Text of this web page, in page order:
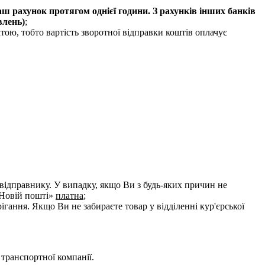
протягом однієї години. З рахунків інших банків
;
тобто вартість зворотної відправки коштів оплачує
У випадку, якщо Ви з будь-яких причин не
пошті» платна;
Якщо Ви не забираєте товар у відділенні кур'єрської
компанії.